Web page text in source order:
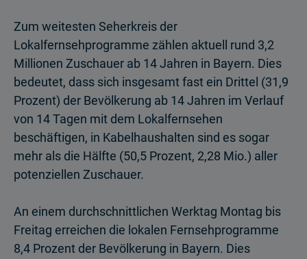
Zum weitesten Seherkreis der
Lokalfernsehprogramme zählen aktuell rund 3,2
Millionen Zuschauer ab 14 Jahren in Bayern. Dies
bedeutet, dass sich insgesamt fast ein Drittel (31,9
Prozent) der Bevölkerung ab 14 Jahren im Verlauf
von 14 Tagen mit dem Lokalfernsehen
beschäftigen, in Kabelhaushalten sind es sogar
mehr als die Hälfte (50,5 Prozent, 2,28 Mio.) aller
potenziellen Zuschauer.
An einem durchschnittlichen Werktag Montag bis
Freitag erreichen die lokalen Fernsehprogramme
8,4 Prozent der Bevölkerung in Bayern. Dies